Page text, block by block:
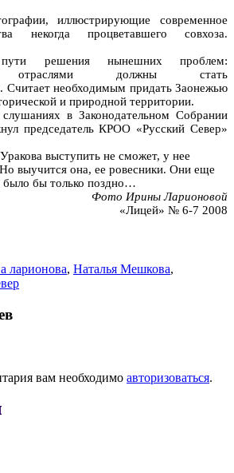
иллюстрирующие современное
некогда процветавшего совхоза.
решения нынешних проблем:
отраслями должны стать
Считает необходимым придать Заонежью
и природной территории.
в Законодательном Собрании
председатель КРОО «Русский Север»
выступить не сможет, у нее
выучится она, ее ровесники. Они еще
было бы только поздно…
Фото Ирины Ларионовой
«Лицей» № 6-7 2008
ларионова, Наталья Мешкова,
вам необходимо авторизоваться.